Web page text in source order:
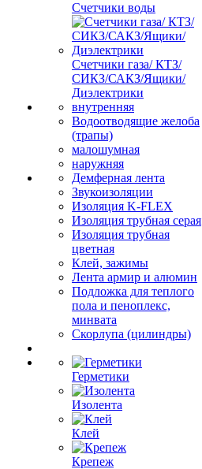
Счетчики воды
Счетчики газа/ КТЗ/
СИКЗ/САКЗ/Ящики/
Диэлектрики
внутренняя
Водоотводящие желоба
(трапы)
малошумная
наружняя
Демферная лента
Звукоизоляции
Изоляция K-FLEX
Изоляция трубная серая
Изоляция трубная
цветная
Клей, зажимы
Лента армир и алюмин
Подложка для теплого
пола и пеноплекс,
минвата
Скорлупа (цилиндры)
Герметики
Изолента
Клей
Крепеж